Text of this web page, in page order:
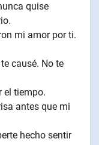
quise
mi amor por ti.
causé. No te
el tiempo.
antes que mi
hecho sentir